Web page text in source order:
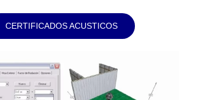
CERTIFICADOS ACUSTICOS